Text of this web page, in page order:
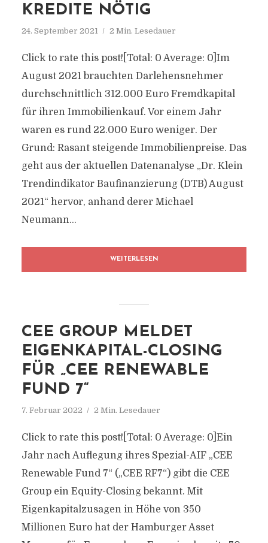
REDITE NÖTIG
24. September 2021 2 Min. Lesedauer
Click to rate this post![Total: 0 Average: 0]Im
August 2021 brauchten Darlehensnehmer
durchschnittlich 312.000 Euro Fremdkapital
für ihren Immobilienkauf. Vor einem Jahr
waren es rund 22.000 Euro weniger. Der
Grund: Rasant steigende Immobilienpreise. Das
geht aus der aktuellen Datenanalyse „Dr. Klein
Trendindikator Baufinanzierung (DTB) August
2021“ hervor, anhand derer Michael
Neumann...
WEITERLESEN
CEE GROUP MELDET
EIGENKAPITAL-CLOSING
FÜR „CEE RENEWABLE
FUND 7“
7. Februar 2022 2 Min. Lesedauer
Click to rate this post![Total: 0 Average: 0]Ein
Jahr nach Auflegung ihres Spezial-AIF „CEE
Renewable Fund 7“ („CEE RF7“) gibt die CEE
Group ein Equity-Closing bekannt. Mit
Eigenkapitalzusagen in Höhe von 350
Millionen Euro hat der Hamburger Asset